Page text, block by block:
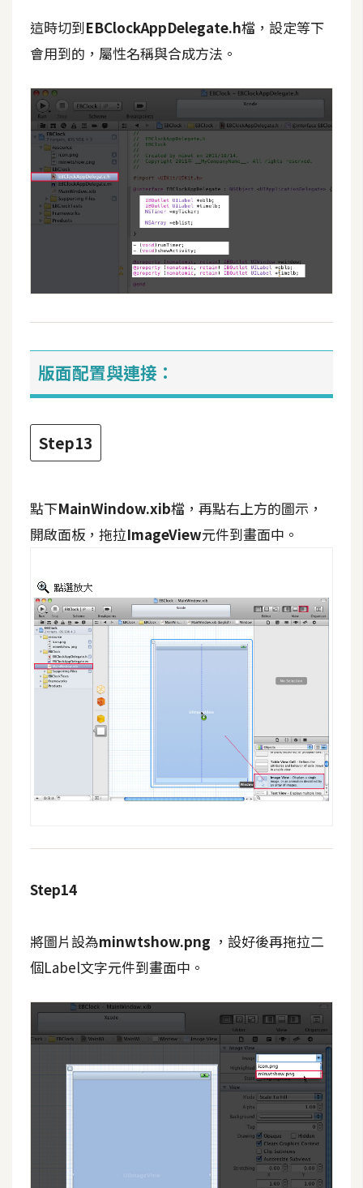
提
案
這時切到EBClockAppDelegate.h檔，設定等下
會用到的，屬性名稱與合成方法。
版面配置與連接：
Step13
點下MainWindow.xib檔，再點右上方的圖示，
開啟面板，拖拉ImageView元件到畫面中。
Step14
將圖片設為minwtshow.png ，設好後再拖拉二
個Label文字元件到畫面中。